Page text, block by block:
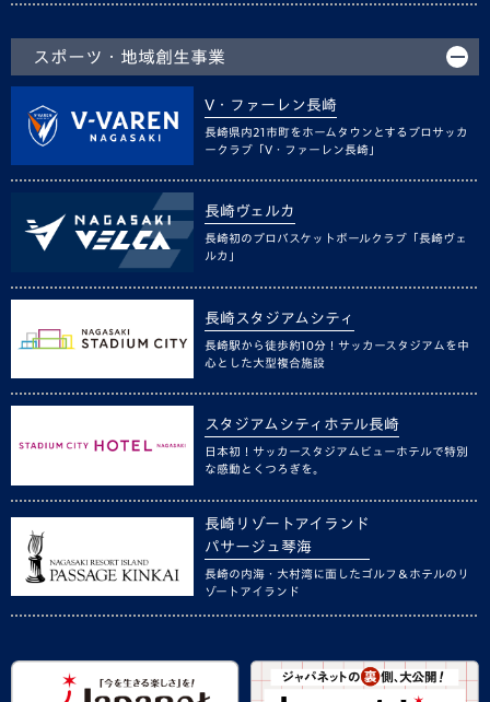
スポーツ・地域創生事業
V・ファーレン長崎
長崎県内21市町をホームタウンとするプロサッカ
ークラブ「V・ファーレン長崎」
長崎ヴェルカ
長崎初のプロバスケットボールクラブ「長崎ヴェ
ルカ」
長崎スタジアムシティ
長崎駅から徒歩約10分！サッカースタジアムを中
心とした大型複合施設
スタジアムシティホテル長崎
日本初！サッカースタジアムビューホテルで特別
な感動とくつろぎを。
長崎リゾートアイランド
パサージュ琴海
長崎の内海・大村湾に面したゴルフ＆ホテルのリ
ゾートアイランド